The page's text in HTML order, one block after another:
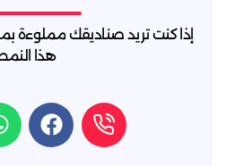
إذا كنت تريد صناديقك مملوءة
هذا